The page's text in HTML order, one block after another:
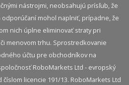
nástrojmi, neobsahujú prísľub, že
odporúčaní mohol naplniť, prípadne, že
nich úplne eliminovať straty pri
menovom trhu. Sprostredkovanie
účtu pre obchodníkov na
RoboMarkets Ltd - evropský
číslom licencie 191/13. RoboMarkets Ltd